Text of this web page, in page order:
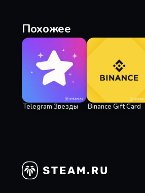
Похожее
Telegram Звезды Binance Gift Card